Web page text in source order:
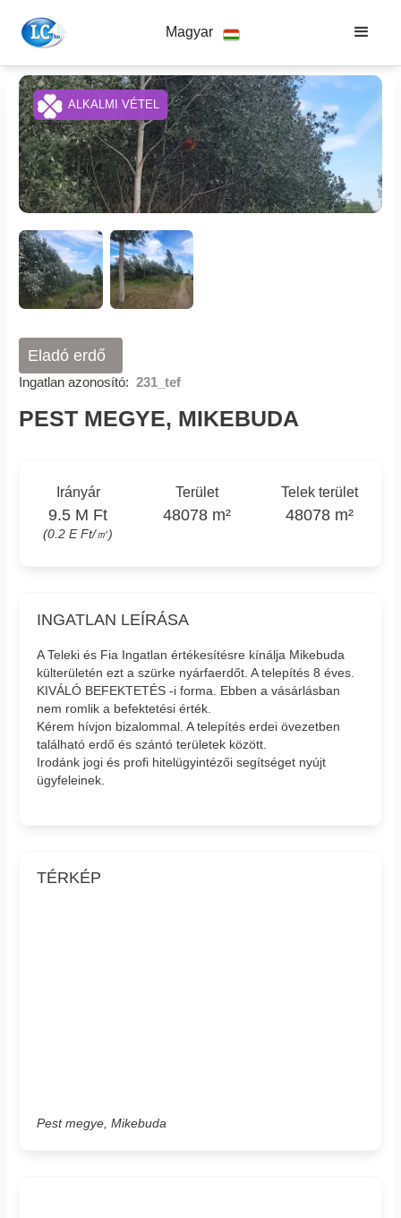
Magyar
ALKALMI VÉTEL
Eladó erdő
Ingatlan azonosító: 231_tef
PEST MEGYE, MIKEBUDA
Irányár
9.5 M Ft
(0.2 E Ft/㎡)
Terület
48078 m²
Telek terület
48078 m²
INGATLAN LEÍRÁSA
A Teleki és Fia Ingatlan értékesítésre kínálja Mikebuda
külterületén ezt a szürke nyárfaerdőt. A telepítés 8 éves.
KIVÁLÓ BEFEKTETÉS -i forma. Ebben a vásárlásban
nem romlik a befektetési érték.
Kérem hívjon bizalommal. A telepítés erdei övezetben
található erdő és szántó területek között.
Irodánk jogi és profi hitelügyintézői segítséget nyújt
ügyfeleinek.
TÉRKÉP
Pest megye, Mikebuda